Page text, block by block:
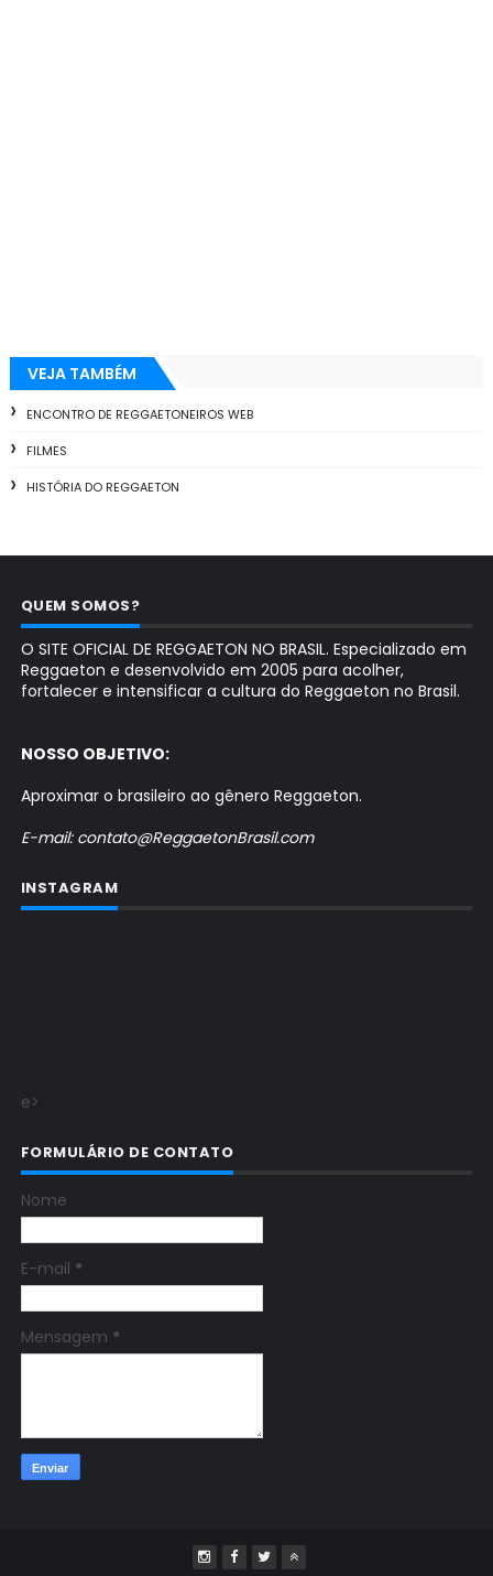
VEJA TAMBÉM
ENCONTRO DE REGGAETONEIROS WEB
FILMES
HISTÓRIA DO REGGAETON
QUEM SOMOS?
O SITE OFICIAL DE REGGAETON NO BRASIL. Especializado em
Reggaeton e desenvolvido em 2005 para acolher,
fortalecer e intensificar a cultura do Reggaeton no Brasil.
NOSSO OBJETIVO:
Aproximar o brasileiro ao gênero Reggaeton.
E-mail: contato@ReggaetonBrasil.com
INSTAGRAM
e>
FORMULÁRIO DE CONTATO
Nome
E-mail *
Mensagem *